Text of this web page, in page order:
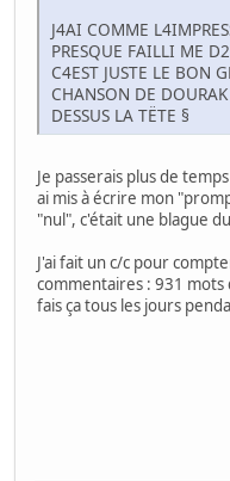
J4AI COMME
PRESQUE FAILLI ME
C4EST JUSTE LE BON
CHANSON DE
DESSUS LA TËTE §
Je passerais plus de
ai mis à écrire mon
"nul", c'était une blague
J'ai fait un c/c pour
commentaires : 931 mots
fais ça tous les jours